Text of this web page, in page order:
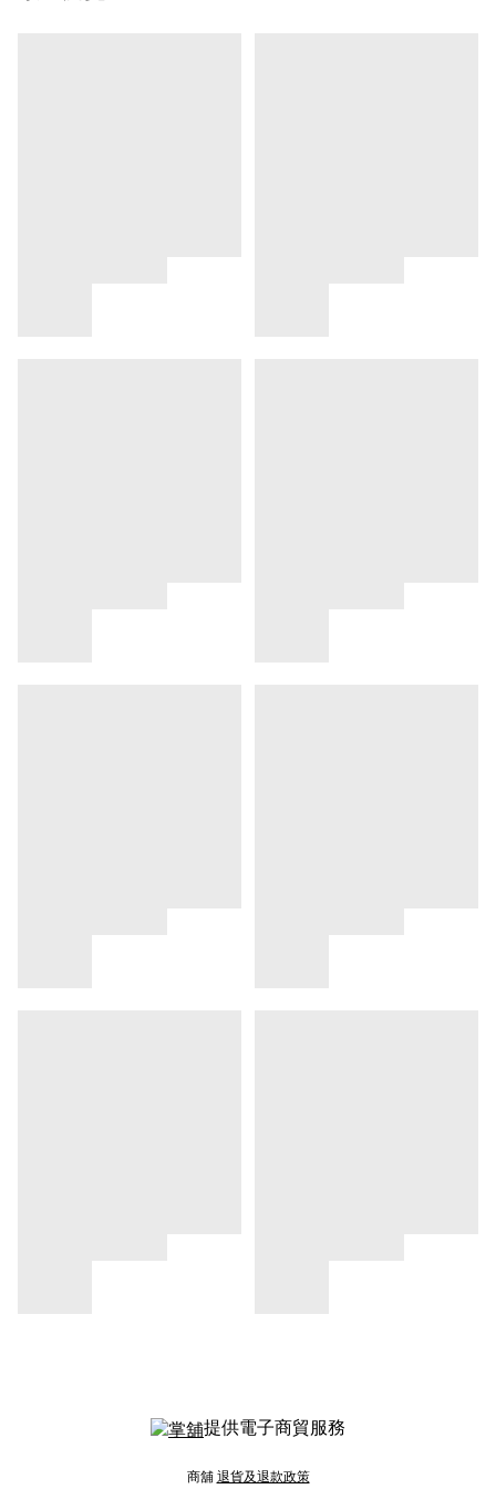
提供電子商貿服務
商舖 退貨及退款政策